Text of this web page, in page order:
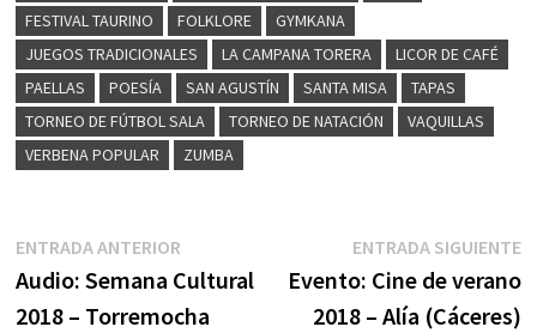
FESTIVAL TAURINO
FOLKLORE
GYMKANA
JUEGOS TRADICIONALES
LA CAMPANA TORERA
LICOR DE CAFÉ
PAELLAS
POESÍA SAN AGUSTÍN SANTA MISA
TAPAS
TORNEO DE FÚTBOL SALA
TORNEO DE NATACIÓN
VAQUILLAS
VERBENA POPULAR
ZUMBA
Navegación
de
ENTRADA ANTERIOREntrada
anterior:
Audio: Semana Cultural
2018 – Torremocha
ENTRADA SIGUIENTE
Evento: Cine de verano
2018 – Alía (Cáceres)